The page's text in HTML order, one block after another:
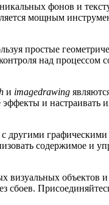
фонов и
мощным
простые
над процессом
и imagedrawing
эффекты и настраивать
другими графическими
содержимое и
визуальных объектов
сбоев.